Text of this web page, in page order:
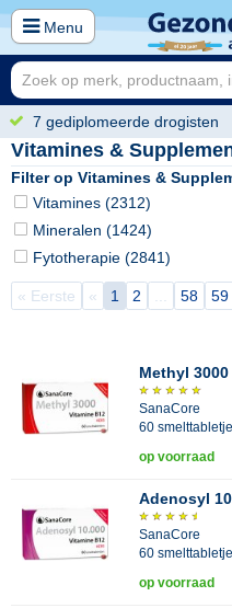
Menu
7 gediplomeerde drogisten
Vitamines &
Filter op Vitamines &
Vitamines (2312)
Mineralen (1424)
Fytotherapie (2841)
« Eerste « 1 2 58 59
Methyl
SanaCore
60
op voorraad
Adenosyl
SanaCore
60
op voorraad